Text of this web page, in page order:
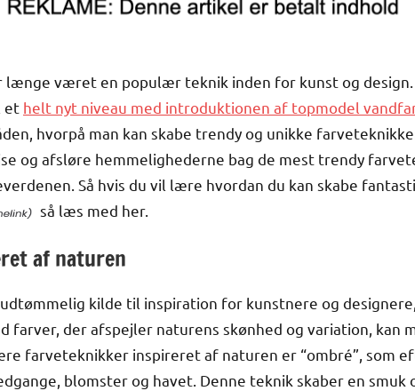
været en populær teknik inden for kunst og design.
et helt nyt niveau med introduktionen af topmodel
hvorpå man kan skabe trendy og unikke
og afsløre hemmelighederne bag de mest trendy
Så hvis du vil lære hvordan du kan skabe
så læs med her.
af naturen
kilde til inspiration for kunstnere og
farver, der afspejler naturens skønhed og variation, kan
farveteknikker inspireret af naturen er “ombré”, som
blomster og havet. Denne teknik skaber en smuk